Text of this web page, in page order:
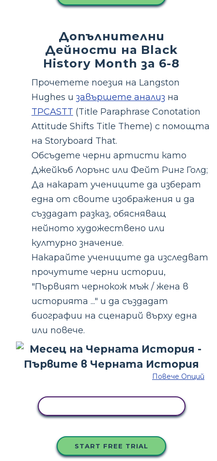
Допълнителни
Дейности на Black
History Month за 6-8
Прочетете поезия на Langston
Hughes и завършете анализ на
TPCASTT (Title Paraphrase Conotation
Attitude Shifts Title Theme) с помощта
на Storyboard That.
Обсъдете черни артисти като
Джейкъб Лорънс или Фейт Ринг Голд;
Да накарат учениците да изберат
една от своите изображения и да
създадат разказ, обясняващ
нейното художествено или
културно значение.
Накарайте учениците да изследват
прочутите черни истории,
"Първият чернокож мъж / жена в
историята ..." и да създадат
биографии на сценарий върху една
или повече.
Повече Опций
START FREE TRIAL